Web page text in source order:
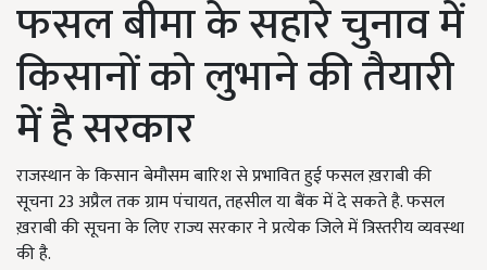
फसल बीमा के सहारे चुनाव में
किसानों को लुभाने की तैयारी
में है सरकार
राजस्थान के किसान बेमौसम बारिश से प्रभावित हुई फसल ख़राबी की
सूचना 23 अप्रैल तक ग्राम पंचायत, तहसील या बैंक में दे सकते है. फसल
ख़राबी की सूचना के लिए राज्य सरकार ने प्रत्येक जिले में त्रिस्तरीय व्यवस्था
की है.